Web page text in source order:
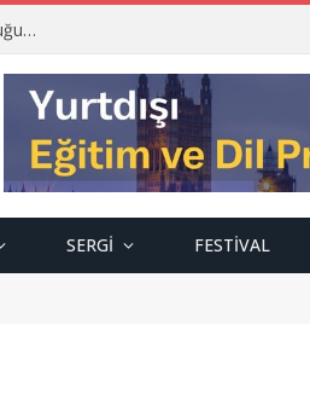
SERGI FESTIVAL